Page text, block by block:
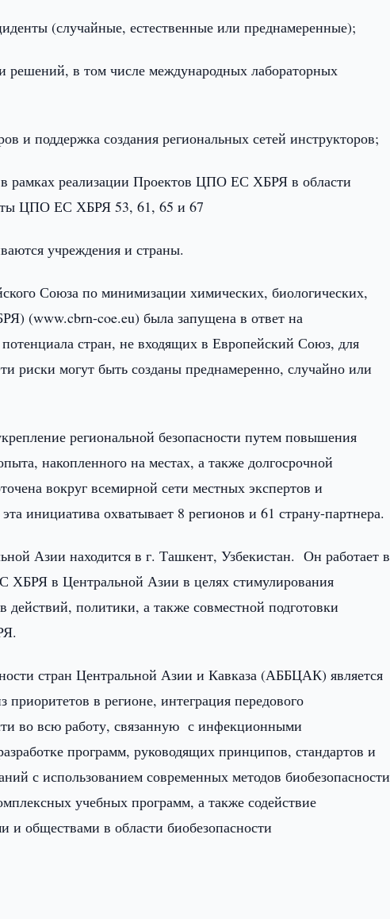
(случайные, естественные или преднамеренные);
решений, в том числе международных лабораторных
и поддержка создания региональных сетей инструкторов;
в рамках реализации Проектов ЦПО ЕС ХБРЯ в области
ЦПО ЕС ХБРЯ 53, 61, 65 и 67
учреждения и страны.
Союза по минимизации химических, биологических,
(www.cbrn-coe.eu) была запущена в ответ на
стран, не входящих в Европейский Союз, для
риски могут быть созданы преднамеренно, случайно или
региональной безопасности путем повышения
накопленного на местах, а также долгосрочной
вокруг всемирной сети местных экспертов и
инициатива охватывает 8 регионов и 61 страну-партнера.
Азии находится в г. Ташкент, Узбекистан. Он работает в
ХБРЯ в Центральной Азии в целях стимулирования
действий, политики, а также совместной подготовки
стран Центральной Азии и Кавказа (АББЦАК) является
приоритетов в регионе, интеграция передового
во всю работу, связанную с инфекционными
программ, руководящих принципов, стандартов и
с использованием современных методов биобезопасности
учебных программ, а также содействие
и обществами в области биобезопасности